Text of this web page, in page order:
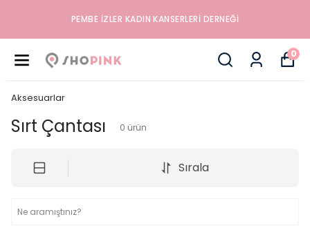
PEMBE İZLER KADIN KANSERLERI DERNEĞI
0
Aksesuarlar
Sırt Çantası 0 ürün
Sırala